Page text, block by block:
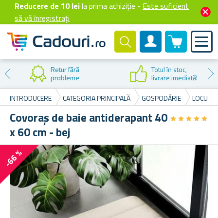
Reducere de 10 leila prima achiziție - Este suficient
să vă înregistrați
Cont client
0 produselor
Retur fără
probleme
Totul în stoc,
livrare imediată!
INTRODUCERE
CATEGORIA PRINCIPALĂ GOSPODĂRIE
Covoraș de baie antiderapant 40
x 60 cm - bej
★★★★★
★★★★★
-66 %